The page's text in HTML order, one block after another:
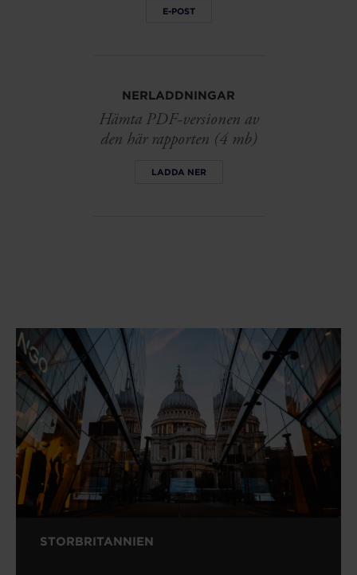
E-POST
NERLADDNINGAR
Hämta PDF-versionen av
den här rapporten (4 mb)
LADDA NER
STORBRITANNIEN